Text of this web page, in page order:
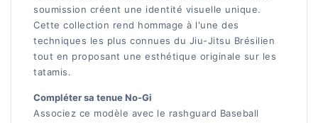
soumission créent une identité visuelle unique.
Cette collection rend hommage à l'une des
techniques les plus connues du Jiu-Jitsu Brésilien
tout en proposant une esthétique originale sur les
tatamis.
Compléter sa tenue No-Gi
Associez ce modèle avec le rashguard Baseball